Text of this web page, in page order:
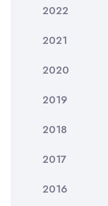
2022
2021
2020
2019
2018
2017
2016